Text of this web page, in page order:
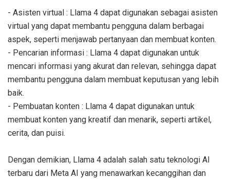
- Asisten virtual : Llama 4 dapat digunakan sebagai asisten
virtual yang dapat membantu pengguna dalam berbagai
aspek, seperti menjawab pertanyaan dan membuat konten.
- Pencarian informasi : Llama 4 dapat digunakan untuk
mencari informasi yang akurat dan relevan, sehingga dapat
membantu pengguna dalam membuat keputusan yang lebih
baik.
- Pembuatan konten : Llama 4 dapat digunakan untuk
membuat konten yang kreatif dan menarik, seperti artikel,
cerita, dan puisi.
Dengan demikian, Llama 4 adalah salah satu teknologi AI
terbaru dari Meta AI yang menawarkan kecanggihan dan